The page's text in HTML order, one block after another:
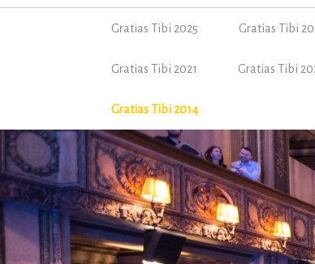
Gratias Tibi 2025 Gratias Tibi
Gratias Tibi 2021 Gratias Tibi
Gratias Tibi 2014